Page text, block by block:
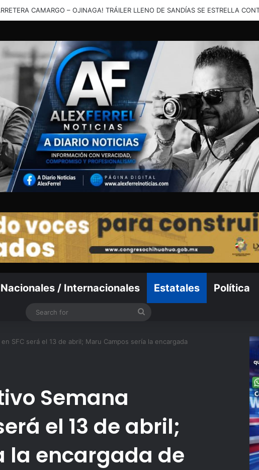
CLAMA JUSTICIA: “YA NOS HABÍAN QUITADO A UNO Y AHORA A
Nacionales / Internacionales Estatales Política
Search
SFC será el 13 de abril; Maru Campos sería la encargada
Semana
el 13 de abril;
la encargada de